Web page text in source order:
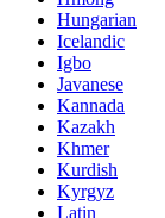
Hungarian
Icelandic
Igbo
Javanese
Kannada
Kazakh
Khmer
Kurdish
Kyrgyz
Latin